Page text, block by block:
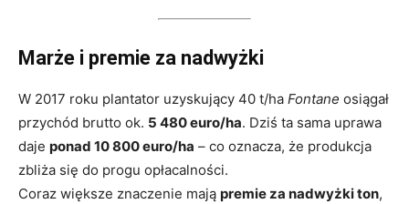
Marże i premie za nadwyżki
W 2017 roku plantator uzyskujący 40 t/ha Fontane osiągał
przychód brutto ok. 5 480 euro/ha. Dziś ta sama uprawa
daje ponad 10 800 euro/ha – co oznacza, że produkcja
zbliża się do progu opłacalności.
Coraz większe znaczenie mają premie za nadwyżki ton,